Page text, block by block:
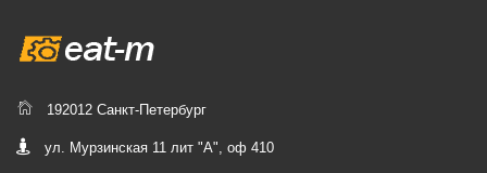
192012 Санкт-Петербург
ул. Мурзинская 11 лит "А", оф 410